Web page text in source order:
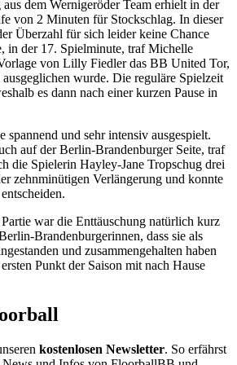
dem Wernigeröder Team erhielt in der
von 2 Minuten für Stockschlag. In dieser
Überzahl für sich leider keine Chance
in der 17. Spielminute, traf Michelle
von Lilly Fiedler das BB United Tor,
wurde. Die reguläre Spielzeit
es dann nach einer kurzen Pause in
spannend und sehr intensiv ausgespielt.
auf der Berlin-Brandenburger Seite, traf
die Spielerin Hayley-Jane Tropschug drei
zehnminütigen Verlängerung und konnte
war die Enttäuschung natürlich kurz
Brandenburgerinnen, dass sie als
und zusammengehalten haben
Punkt der Saison mit nach Hause
kostenlosen Newsletter. So erfährst